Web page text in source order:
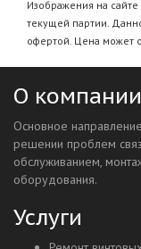
Изображения на сайте
текущей партии.
офертой. Цена может
О компании
Основное
решении проблем
обслуживанием,
оборудования.
Услуги